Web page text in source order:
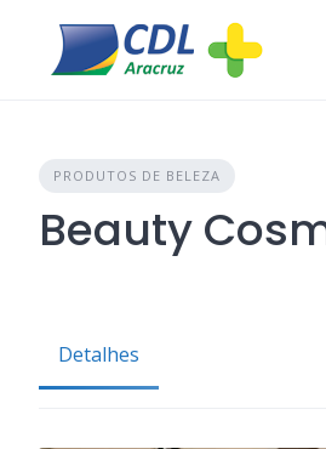
content
PRODUTOS DE BELEZA
Beauty
Detalhes